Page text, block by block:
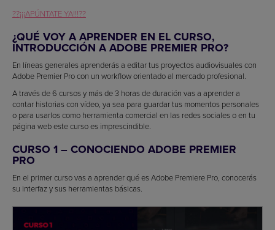
??¡¡¡APÚNTATE YA!!!??
¿QUÉ VOY A APRENDER EN EL CURSO,
INTRODUCCIÓN A ADOBE PREMIER PRO?
En líneas generales aprenderás a editar tus proyectos audiovisuales con
Adobe Premier Pro con un workflow orientado al mercado profesional.
A través de 6 cursos y más de 3 horas de duración vas a aprender a
contar historias con vídeo, ya sea para guardar tus momentos personales
o para usarlos como herramienta comercial en las redes sociales o en tu
página web este curso es imprescindible.
CURSO 1 – CONOCIENDO ADOBE PREMIER
PRO
En el primer curso vas a aprender qué es Adobe Premiere Pro, conocerás
su interfaz y sus herramientas básicas.